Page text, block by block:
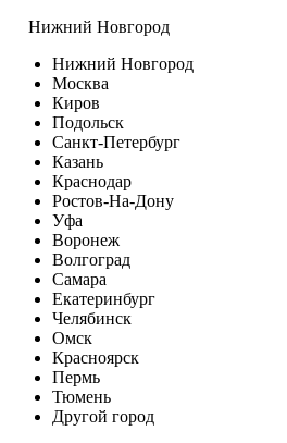
Нижний Новгород
Нижний Новгород
Москва
Киров
Подольск
Санкт-Петербург
Казань
Краснодар
Ростов-На-Дону
Уфа
Воронеж
Волгоград
Самара
Екатеринбург
Челябинск
Омск
Красноярск
Пермь
Тюмень
Другой город